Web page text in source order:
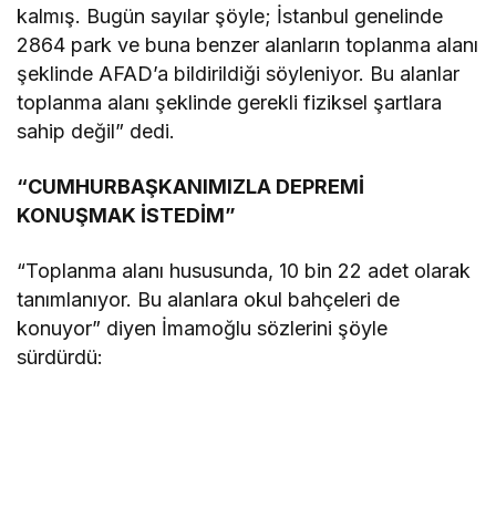
kalmış. Bugün sayılar şöyle; İstanbul genelinde
2864 park ve buna benzer alanların toplanma alanı
şeklinde AFAD’a bildirildiği söyleniyor. Bu alanlar
toplanma alanı şeklinde gerekli fiziksel şartlara
sahip değil” dedi.
“CUMHURBAŞKANIMIZLA DEPREMİ
KONUŞMAK İSTEDİM”
“Toplanma alanı hususunda, 10 bin 22 adet olarak
tanımlanıyor. Bu alanlara okul bahçeleri de
konuyor” diyen İmamoğlu sözlerini şöyle
sürdürdü: